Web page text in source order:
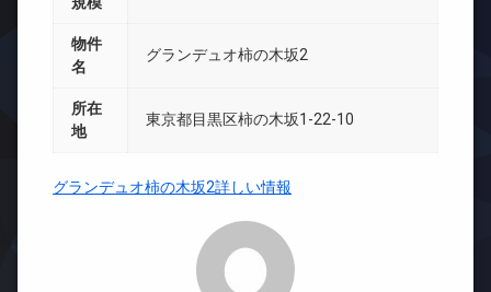
物件
名
グランデュオ柿の木坂2
所在
地
東京都目黒区柿の木坂1-22-10
グランデュオ柿の木坂2詳しい情報